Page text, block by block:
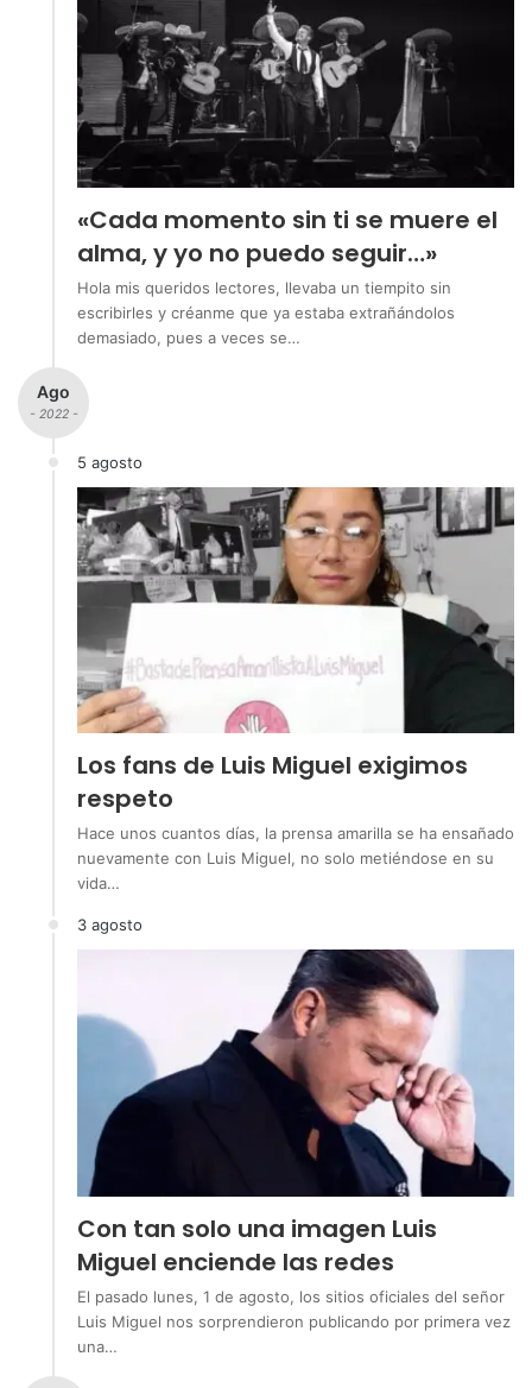
«Cada momento sin ti se muere el
alma, y yo no puedo seguir…»
Hola mis queridos lectores, llevaba un tiempito sin
escribirles y créanme que ya estaba extrañándolos
demasiado, pues a veces se…
Ago
- 2022 -
5 agosto
Los fans de Luis Miguel exigimos
respeto
Hace unos cuantos días, la prensa amarilla se ha ensañado
nuevamente con Luis Miguel, no solo metiéndose en su
vida…
3 agosto
Con tan solo una imagen Luis
Miguel enciende las redes
El pasado lunes, 1 de agosto, los sitios oficiales del señor
Luis Miguel nos sorprendieron publicando por primera vez
una…